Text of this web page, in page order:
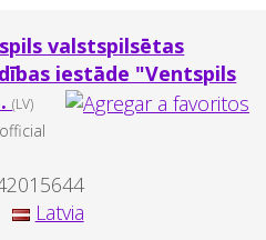
valstspilsētas
iestāde "Ventspils
(LV)
Latvia